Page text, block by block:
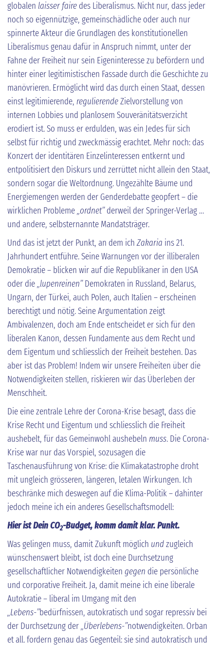
globalen laisser faire des Liberalismus. Nicht nur, dass jeder
noch so eigennützige, gemeinschädliche oder auch nur
spinnerte Akteur die Grundlagen des konstitutionellen
Liberalismus genau dafür in Anspruch nimmt, unter der
Fahne der Freiheit nur sein Eigeninteresse zu befördern und
hinter einer legitimistischen Fassade durch die Geschichte zu
manövrieren. Ermöglicht wird das durch einen Staat, dessen
einst legitimierende, regulierendeZielvorstellung von
internen Lobbies und planlosem Souveränitätsverzicht
erodiert ist. So muss er erdulden, was ein Jedes für sich
selbst für richtig und zweckmässig erachtet. Mehr noch: das
Konzert der identitären Einzelinteressen entkernt und
entpolitisiert den Diskurs und zerrüttet nicht allein den Staat,
sondern sogar die Weltordnung. Ungezählte Bäume und
Energiemengen werden der Genderdebatte geopfert – die
wirklichen Probleme„ordnet”derweil der Springer-Verlag …
und andere, selbsternannte Mandatsträger.
Und das ist jetzt der Punkt, an dem ichZakaria ins 21.
Jahrhundert entführe. Seine Warnungen vor der illiberalen
Demokratie – blicken wir auf die Republikaner in den USA
oder die„lupenreinen”Demokraten in Russland, Belarus,
Ungarn, der Türkei, auch Polen, auch Italien – erscheinen
berechtigt und nötig. Seine Argumentation zeigt
Ambivalenzen, doch am Ende entscheidet er sich für den
liberalen Kanon, dessen Fundamente aus dem Recht und
dem Eigentum und schliesslich der Freiheit bestehen. Das
aber ist das Problem! Indem wir unsere Freiheiten über die
Notwendigkeiten stellen, riskieren wir das Überleben der
Menschheit.
Die eine zentrale Lehre der Corona-Krise besagt, dass die
Krise Recht und Eigentum und schliesslich die Freiheit
aushebelt, für das Gemeinwohl aushebeln muss. Die Corona-
Krise war nur das Vorspiel, sozusagen die
Taschenausführung von Krise: die Klimakatastrophe droht
mit ungleich grösseren, längeren, letalen Wirkungen. Ich
beschränke mich deswegen auf die Klima-Politik – dahinter
jedoch meine ich ein anderes Gesellschaftsmodell:
Hier ist Dein CO2-Budget, komm damit klar. Punkt.
Was gelingen muss, damit Zukunft möglich undzugleich
wünschenswert bleibt, ist doch eine Durchsetzung
gesellschaftlicher Notwendigkeiten gegen die persönliche
und corporative Freiheit. Ja, damit meine ich eine liberale
Autokratie – liberal im Umgang mit den
„Lebens-”bedürfnissen, autokratisch und sogar repressiv bei
der Durchsetzung der„Überlebens-”notwendigkeiten. Orban
et all. fordern genau das Gegenteil: sie sind autokratisch und